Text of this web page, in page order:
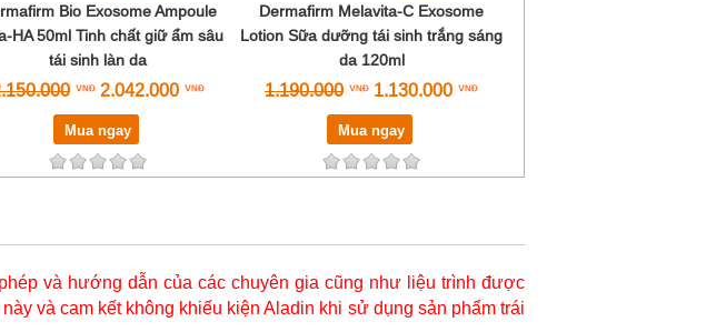
Bio Exosome Ampoule
HA 50ml Tinh chất giữ ẩm sâu
tái sinh làn da
2.042.000
Mua ngay
Dermafirm Melavita-C Exosome
Lotion Sữa dưỡng tái sinh trắng sáng
da 120ml
1.190.000 1.130.000
Mua ngay
và hướng dẫn của các chuyên gia cũng như liệu trình được
và cam kết không khiếu kiện Aladin khi sử dụng sản phẩm trái